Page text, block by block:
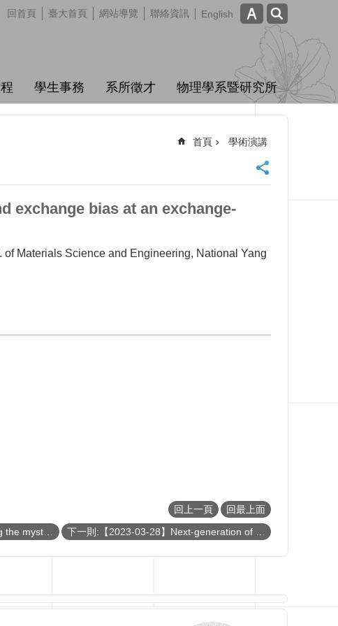
回首頁 臺大首頁 網站導覽 聯絡資訊 English
學生事務 系所徵才 物理學系暨研究所
首頁 學術演講
exchange bias at an exchange-
Materials Science and Engineering, National Yang
回上一頁
回最上面